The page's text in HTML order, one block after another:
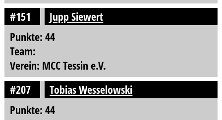
#151
Jupp Siewert
Punkte: 44
Team:
Verein: MCC Tessin e.V.
#207
Tobias Wesselowski
Punkte: 44